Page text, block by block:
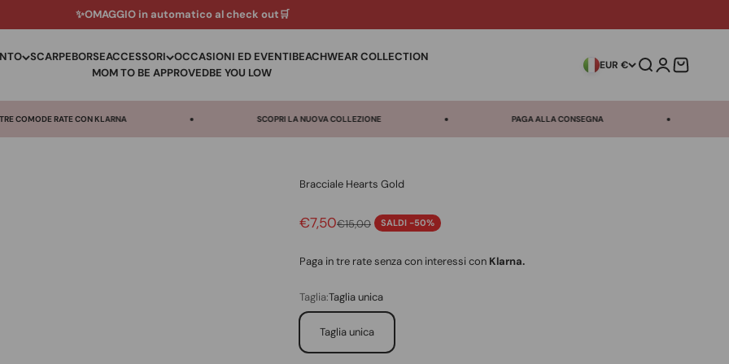
✨OMAGGIO in automatico al check out🛒
SCARPEBORSEACCESSORI OCCASIONI ED EVENTIBEACHWEAR COLLECTION
MOM TO BE APPROVEDBE YOU LOW
EUR € CercaAccediCarrello
SCOPRI LA NUOVA COLLEZIONE PAGA ALLA CONSEGNA ASSISTENZA
Bracciale Hearts Gold
Prezzo scontato
€7,50Prezzo
€15,00 SALDI -50%
Paga in tre rate senza con interessi con Klarna.
Taglia:Taglia unica
Taglia unica